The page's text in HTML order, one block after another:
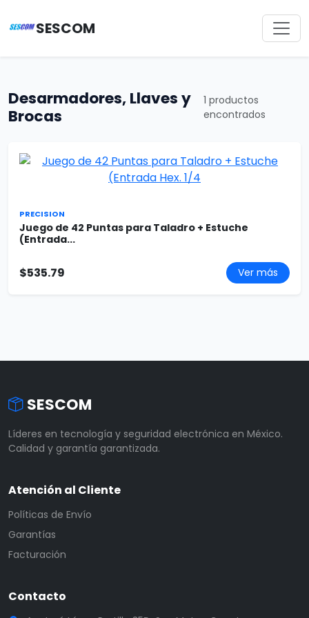
SESCOM
Desarmadores, Llaves y
Brocas
1 productos
encontrados
PRECISION
Juego de 42 Puntas para Taladro + Estuche
(Entrada...
$535.79 Ver más
SESCOM
Líderes en tecnología y seguridad electrónica en México.
Calidad y garantía garantizada.
Atención al Cliente
Políticas de Envío
Garantías
Facturación
Contacto